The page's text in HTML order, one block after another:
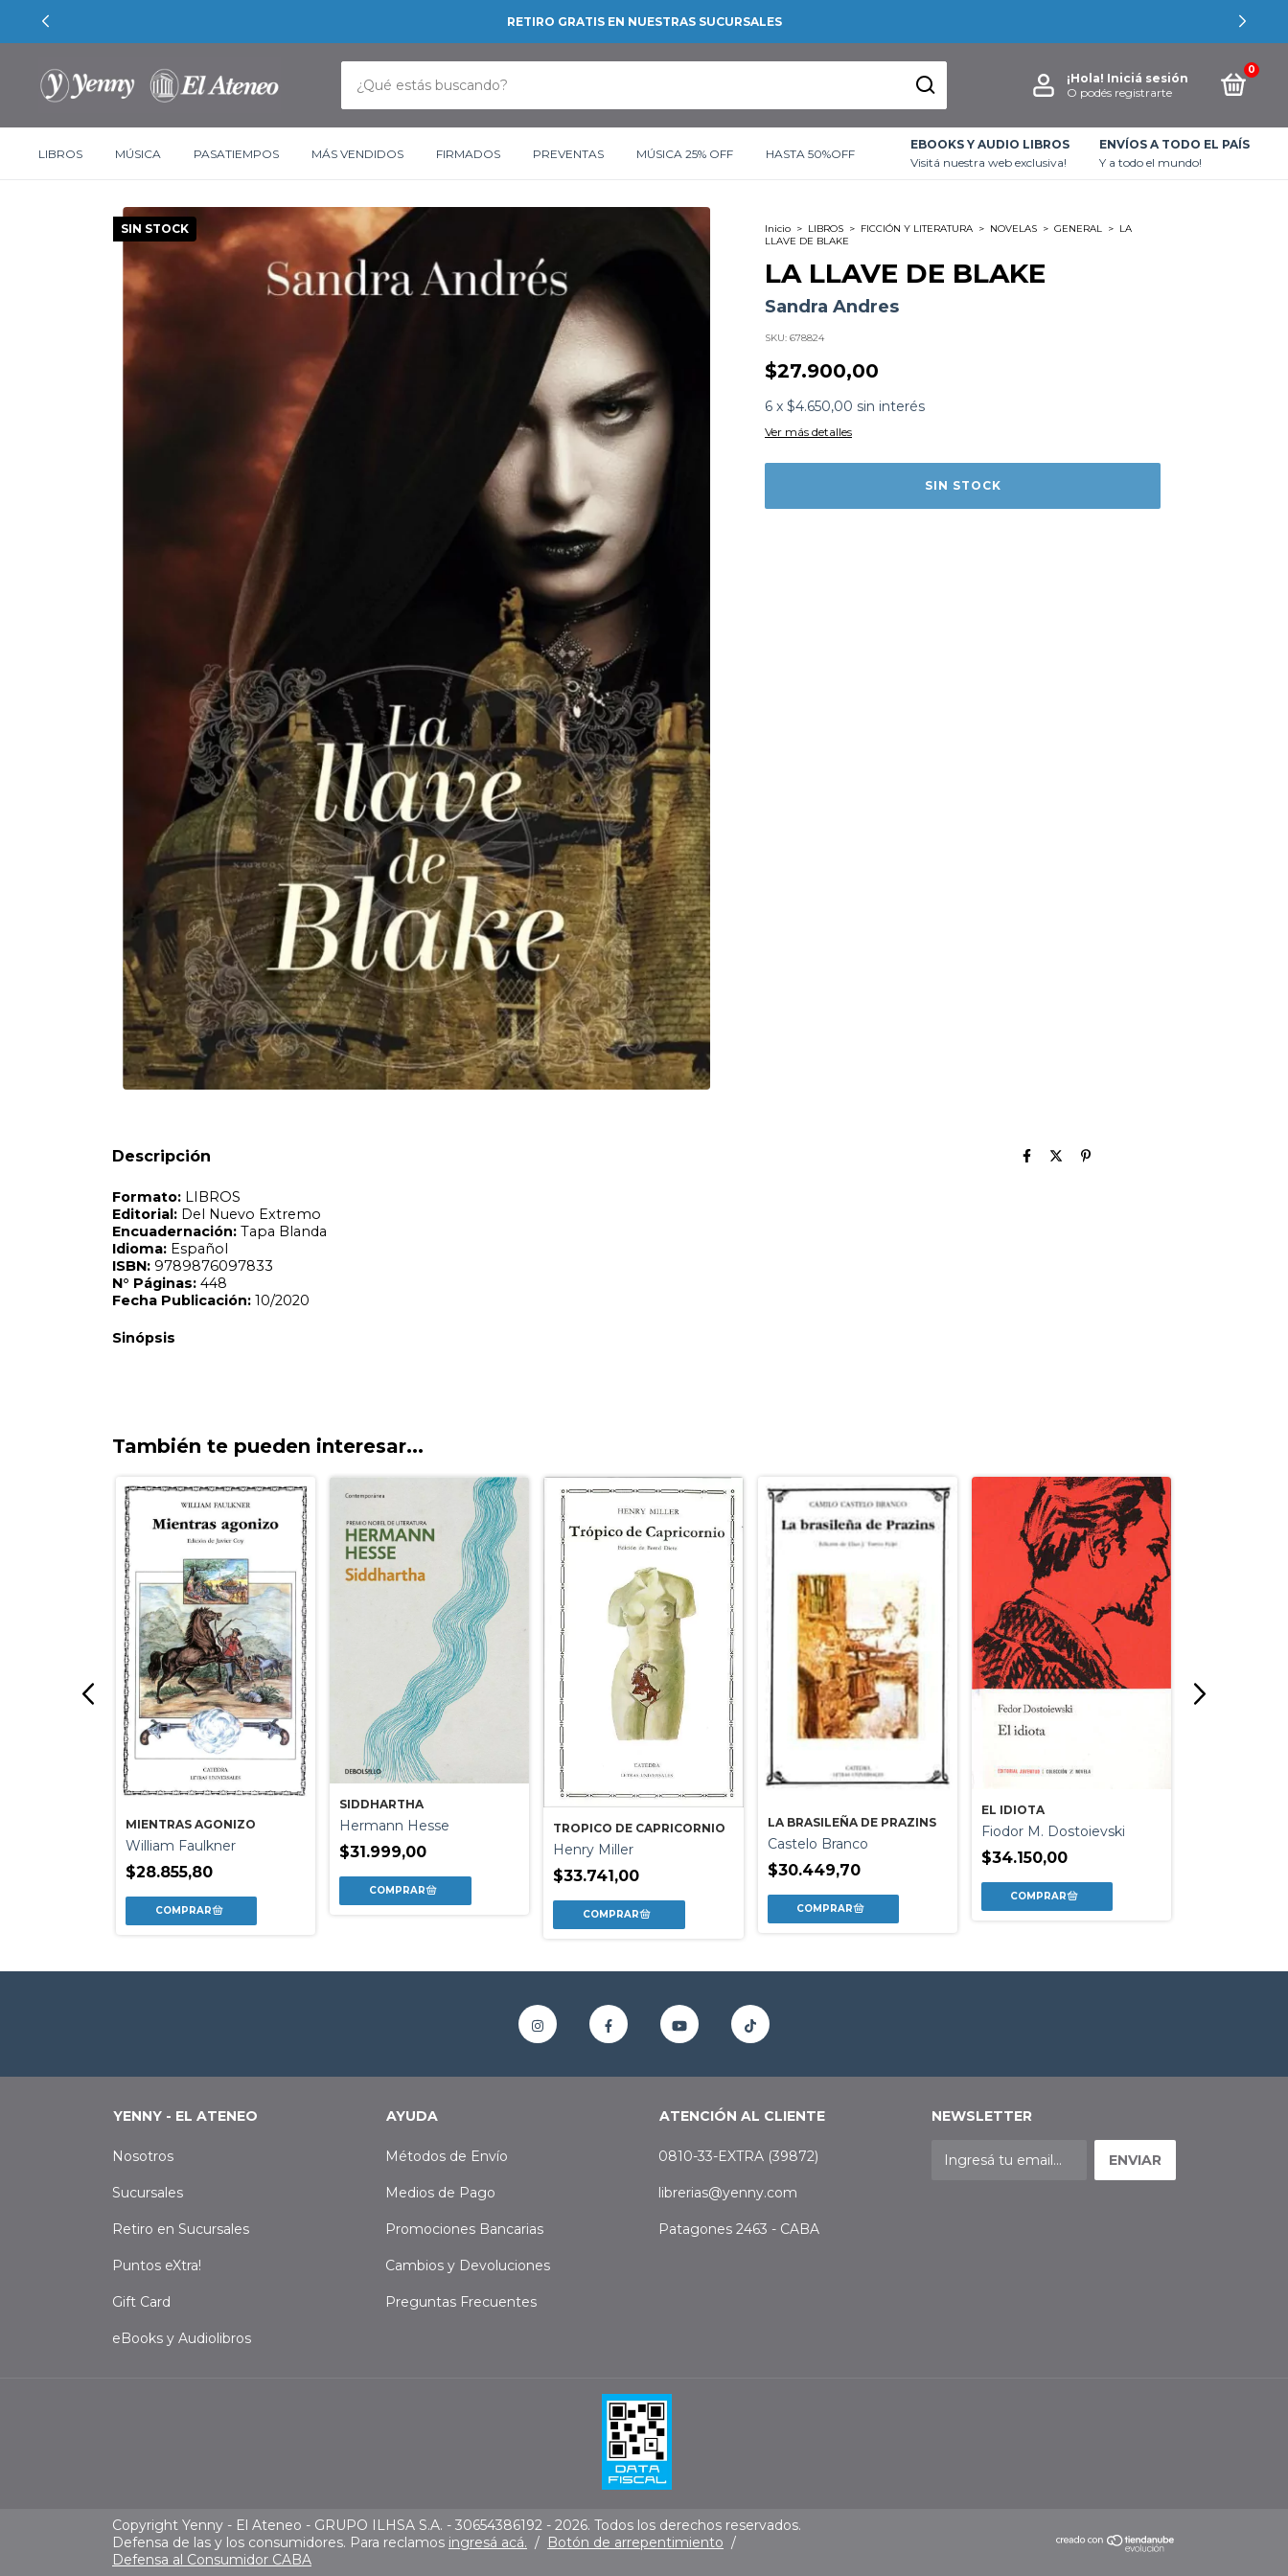
RETIRO GRATIS EN NUESTRAS SUCURSALES
¡Hola! Iniciá sesión
O podés registrarte
0
LIBROS MÚSICA PASATIEMPOS MÁS VENDIDOS FIRMADOS PREVENTAS MÚSICA 25% OFF HASTA 50%OFF
EBOOKS Y AUDIO LIBROS
Visitá nuestra web exclusiva!
ENVÍOS A TODO EL PAÍS
Y a todo el mundo!
SIN STOCK Inicio > LIBROS > FICCIÓN Y LITERATURA > NOVELAS > GENERAL > LA
LLAVE DE BLAKE
LA LLAVE DE BLAKE
Sandra Andres
SKU: 678824
$27.900,00
6 x $4.650,00 sin interés
Ver más detalles
Descripción
Formato:LIBROS
Editorial:Del Nuevo Extremo
Encuadernación:Tapa Blanda
Idioma:Español
ISBN:9789876097833
Páginas:448
Fecha Publicación:
10/2020
También te pueden interesar...
MIENTRAS AGONIZO
William Faulkner
$28.855,80
SIDDHARTHA
Hermann Hesse
$31.999,00
TROPICO DE CAPRICORNIO
Henry Miller
$33.741,00
LA BRASILEÑA DE PRAZINS
Castelo Branco
$30.449,70
EL IDIOTA
Fiodor M. Dostoievski
$34.150,00
YENNY - EL ATENEO
Nosotros
Sucursales
Retiro en Sucursales
Puntos eXtra!
Gift Card
eBooks y Audiolibros
AYUDA
Métodos de Envío
Medios de Pago
Promociones Bancarias
Cambios y Devoluciones
Preguntas Frecuentes
ATENCIÓN AL CLIENTE
0810-33-EXTRA (39872)
librerias@yenny.com
Patagones 2463 - CABA
NEWSLETTER
Copyright Yenny - El Ateneo - GRUPO ILHSA S.A. - 30654386192 - 2026. Todos los derechos reservados.
Defensa de las y los consumidores. Para reclamos ingresá acá. / Botón de arrepentimiento /
Defensa al Consumidor CABA